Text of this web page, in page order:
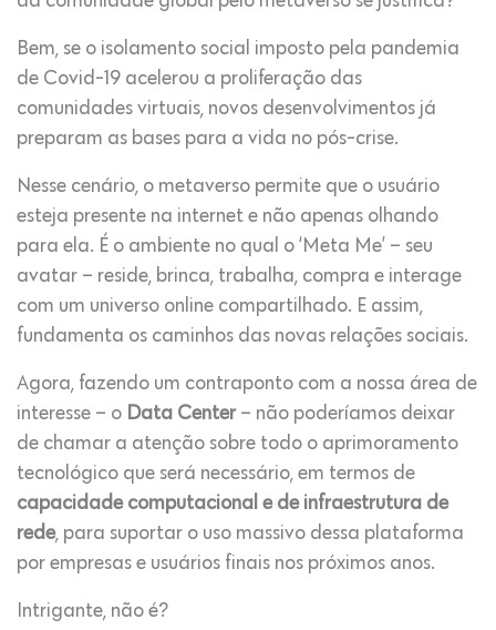
Bem, se o isolamento social imposto pela pandemia
de Covid-19 acelerou a proliferação das
comunidades virtuais, novos desenvolvimentos já
preparam as bases para a vida no pós-crise.
Nesse cenário, o metaverso permite que o usuário
esteja presente na internet e não apenas olhando
para ela. É o ambiente no qual o ‘Meta Me’ – seu
avatar – reside, brinca, trabalha, compra e interage
com um universo online compartilhado. E assim,
fundamenta os caminhos das novas relações sociais.
Agora, fazendo um contraponto com a nossa área de
interesse – o Data Center– não poderíamos deixar
de chamar a atenção sobre todo o aprimoramento
tecnológico que será necessário, em termos de
capacidade computacional e de infraestrutura de
rede, para suportar o uso massivo dessa plataforma
por empresas e usuários finais nos próximos anos.
Intrigante, não é?